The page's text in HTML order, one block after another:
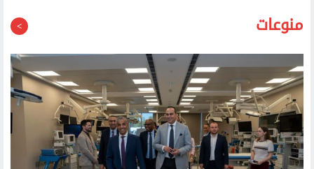
منوعات